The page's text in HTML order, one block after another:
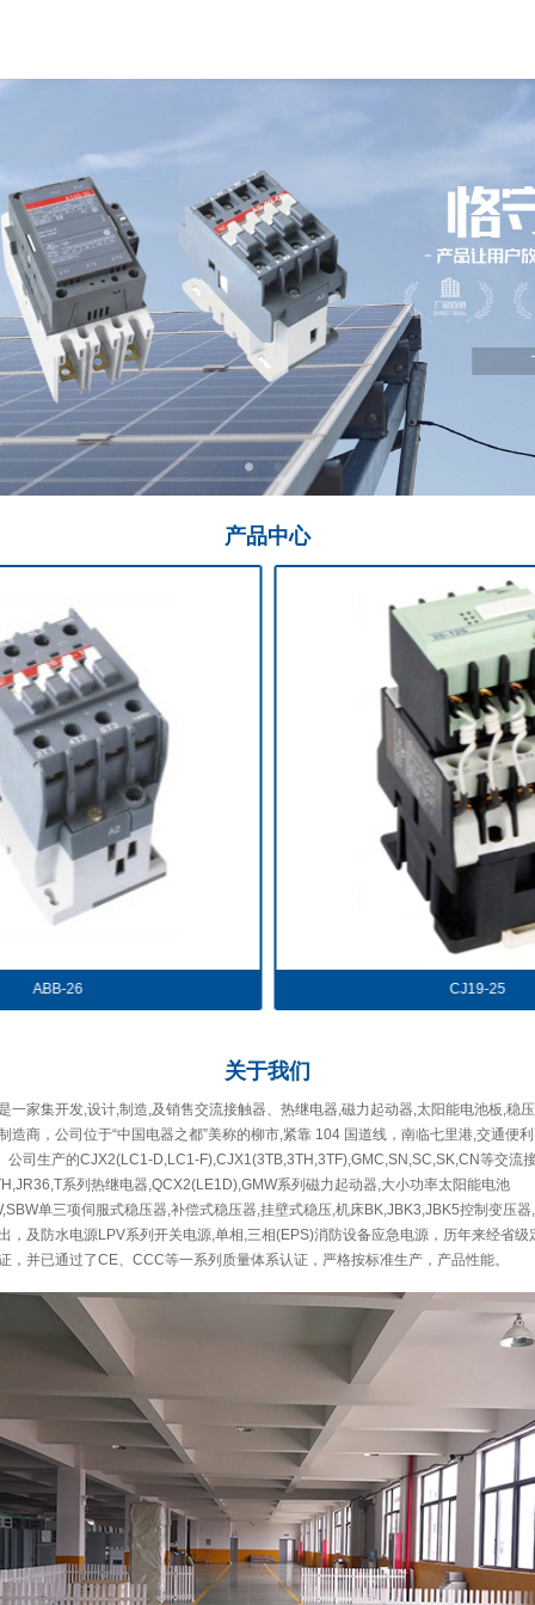
产品中心
关于我们
一家集开发,设计,制造,及销售交流接触器、热继电器,磁力起动器,太阳能电池板,稳
造商，公司位于“中国电器之都”美称的柳市,紧靠 104 国道线，南临七里港,交通便
司生产的CJX2(LC1-D,LC1-F),CJX1(3TB,3TH,3TF),GMC,SN,SC,SK,CN等交流
系列热继电器,QCX2(LE1D),GMW系列磁力起动器,大小功率太阳能电池
单三项伺服式稳压器,补偿式稳压器,挂壁式稳压,机床BK,JBK3,JBK5控制变压
，及防水电源LPV系列开关电源,单相,三相(EPS)消防设备应急电源，历年来经省级
，并已通过了CE、CCC等一系列质量体系认证，严格按标准生产，产品性能。